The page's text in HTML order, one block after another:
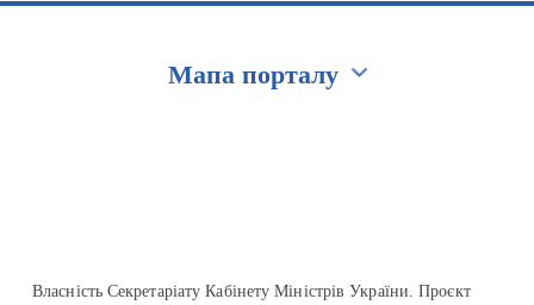
Мапа порталу
Власність Секретаріату Кабінету Міністрів України. Проєкт